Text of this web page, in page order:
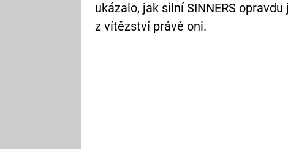
ukázalo, jak silní SINNERS
z vítězství právě oni.